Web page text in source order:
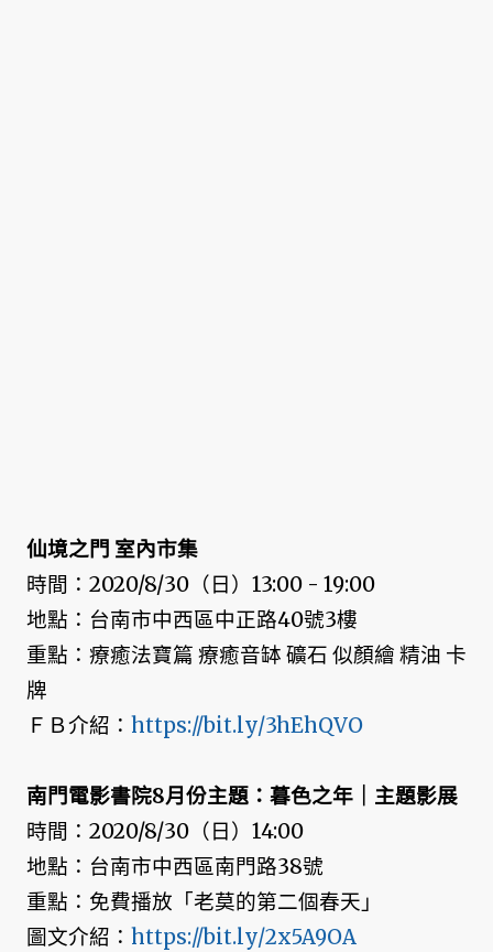
仙境之門 室內市集
時間：2020/8/30（日）13:00 - 19:00
地點：台南市中西區中正路40號3樓
重點：療癒法寶篇 療癒音缽 礦石 似顏繪 精油 卡
牌
ＦＢ介紹： https://bit.ly/3hEhQVO
南門電影書院8月份主題：暮色之年｜主題影展
時間：2020/8/30（日）14:00
地點：台南市中西區南門路38號
重點：免費播放「老莫的第二個春天」
圖文介紹： https://bit.ly/2x5A9OA